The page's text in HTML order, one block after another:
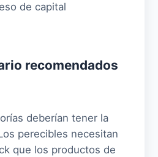
de capital
recomendados
deberían tener la
perecibles necesitan
que los productos de